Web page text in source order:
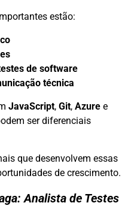
estão:
de software
técnica
JavaScript, Git, Azure e
ser diferenciais
que desenvolvem essas
de crescimento.
Analista de Testes